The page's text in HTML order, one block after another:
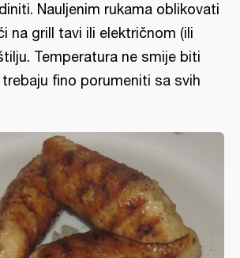
Nauljenim rukama oblikovati
na grill tavi ili električnom (ili
Temperatura ne smije biti
trebaju fino porumeniti sa svih